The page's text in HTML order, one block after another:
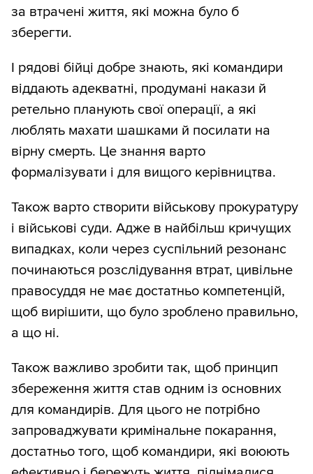
за втрачені життя, які можна було б
зберегти.
І рядові бійці добре знають, які командири
віддають адекватні, продумані накази й
ретельно планують свої операції, а які
люблять махати шашками й посилати на
вірну смерть. Це знання варто
формалізувати і для вищого керівництва.
Також варто створити військову прокуратуру
і військові суди. Адже в найбільш кричущих
випадках, коли через суспільний резонанс
починаються розслідування втрат, цивільне
правосуддя не має достатньо компетенцій,
щоб вирішити, що було зроблено правильно,
а що ні.
Також важливо зробити так, щоб принцип
збереження життя став одним із основних
для командирів. Для цього не потрібно
запроваджувати кримінальне покарання,
достатньо того, щоб командири, які воюють